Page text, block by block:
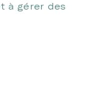
à gérer des